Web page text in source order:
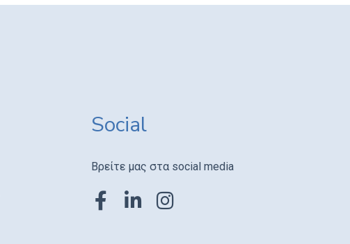
Social
Βρείτε μας στα social media